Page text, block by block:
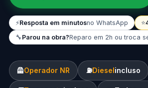
⚡Resposta em minutosno WhatsApp ⭐
🔧Parou na obra?Reparo em 2h ou troca
🦺Operador NR ⛽Dieselincluso